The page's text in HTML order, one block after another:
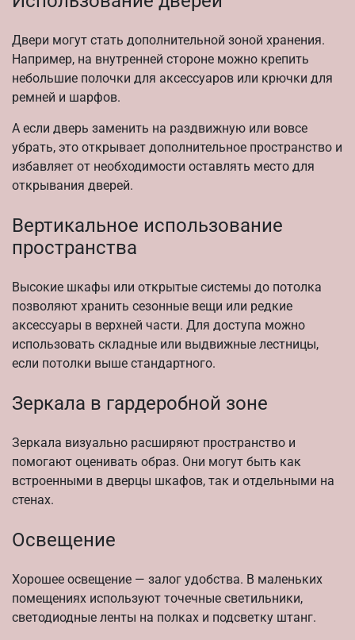
Двери могут стать дополнительной зоной хранения.
Например, на внутренней стороне можно крепить
небольшие полочки для аксессуаров или крючки для
ремней и шарфов.
А если дверь заменить на раздвижную или вовсе
убрать, это открывает дополнительное пространство и
избавляет от необходимости оставлять место для
открывания дверей.
Вертикальное использование
пространства
Высокие шкафы или открытые системы до потолка
позволяют хранить сезонные вещи или редкие
аксессуары в верхней части. Для доступа можно
использовать складные или выдвижные лестницы,
если потолки выше стандартного.
Зеркала в гардеробной зоне
Зеркала визуально расширяют пространство и
помогают оценивать образ. Они могут быть как
встроенными в дверцы шкафов, так и отдельными на
стенах.
Освещение
Хорошее освещение — залог удобства. В маленьких
помещениях используют точечные светильники,
светодиодные ленты на полках и подсветку штанг.